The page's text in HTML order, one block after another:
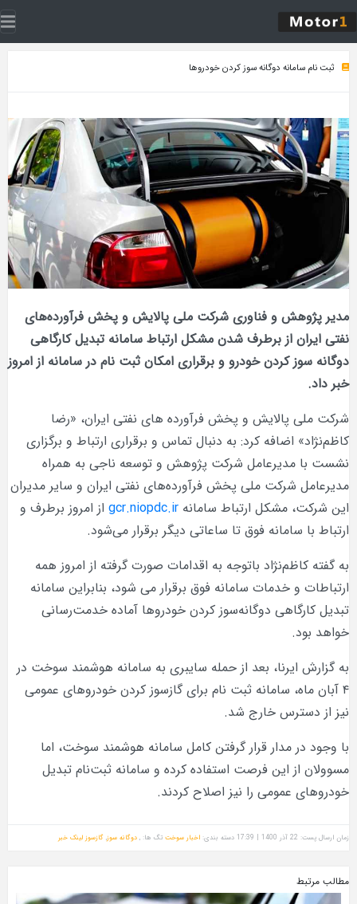
ثبت‌ نام سامانه دوگانه‌ سوز کردن خودروها
مدیر پژوهش و فناوری شرکت ملی پالایش و پخش فرآورده‌های
نفتی ایران از برطرف شدن مشکل ارتباط سامانه تبدیل کارگاهی
دوگانه‌ سوز کردن خودرو و برقراری امکان ثبت نام در سامانه از امروز
خبر داد.
شرکت ملی پالایش و پخش فرآورده های نفتی ایران، «رضا
کاظم‌نژاد» اضافه کرد: به دنبال تماس و برقراری ارتباط و برگزاری
نشست با مدیرعامل شرکت پژوهش و توسعه ناجی به همراه
مدیرعامل شرکت ملی پخش فرآورده‌های نفتی ایران و سایر مدیران
این شرکت، مشکل ارتباط سامانه gcr.niopdc.ir از امروز برطرف و
ارتباط با سامانه فوق تا ساعاتی دیگر برقرار می‌شود.
به گفته کاظم‌نژاد باتوجه به اقدامات صورت گرفته از امروز همه
ارتباطات و خدمات سامانه فوق برقرار می شود، بنابراین سامانه
تبدیل کارگاهی دوگانه‌سوز کردن خودروها آماده خدمت‌رسانی
خواهد بود.
به گزارش ایرنا، بعد از حمله سایبری به سامانه هوشمند سوخت در
۴ آبان ماه، سامانه ثبت نام برای گازسوز کردن خودروهای عمومی
نیز از دسترس خارج شد.
با وجود در مدار قرار گرفتن کامل سامانه هوشمند سوخت، اما
مسوولان از این فرصت استفاده کرده و سامانه ثبت‌نام تبدیل
خودروهای عمومی را نیز اصلاح کردند.
زمان ارسال پست: 22 آذر 1400 | 17:39 دسته بندی: اخبار سوخت تگ ها: , دوگانه سوز, گازسوز لینک خبر
مطالب مرتبط